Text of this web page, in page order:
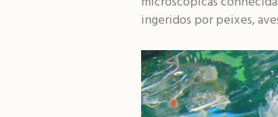
ingeridos por peixes,